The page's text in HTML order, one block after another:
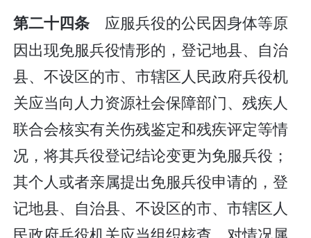
第二十四条 应服兵役的公民因身体等原
因出现免服兵役情形的，登记地县、自治
县、不设区的市、市辖区人民政府兵役机
关应当向人力资源社会保障部门、残疾人
联合会核实有关伤残鉴定和残疾评定等情
况，将其兵役登记结论变更为免服兵役；
其个人或者亲属提出免服兵役申请的，登
记地县、自治县、不设区的市、市辖区人
民政府兵役机关应当组织核查，对情况属